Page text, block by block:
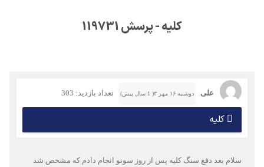
کلیه - پرسش 119731
علی دوشنبه ۱۶ مهر ۳( 1 سال پیش) تعداد بازدید: 303
کلیه
سلام بعد دفع سنگ کلیه پس از روز سونو انجام دادم که مشخص شد